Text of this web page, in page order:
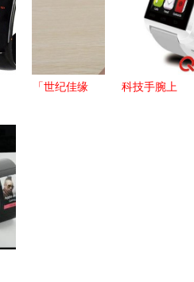
「世纪佳缘
科技手腕上